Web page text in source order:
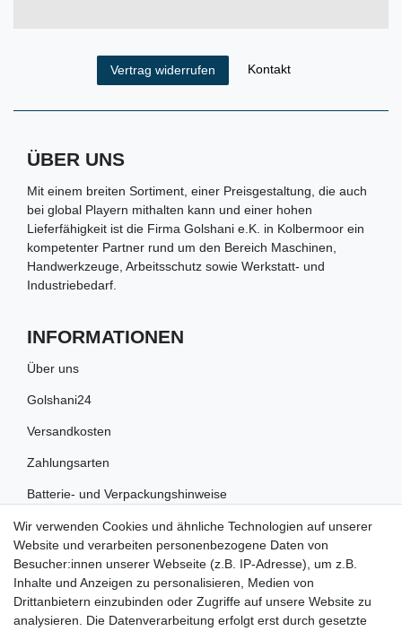
Vertrag widerrufen Kontakt
ÜBER UNS
Mit einem breiten Sortiment, einer Preisgestaltung, die auch
bei global Playern mithalten kann und einer hohen
Lieferfähigkeit ist die Firma Golshani e.K. in Kolbermoor ein
kompetenter Partner rund um den Bereich Maschinen,
Handwerkzeuge, Arbeitsschutz sowie Werkstatt- und
Industriebedarf.
INFORMATIONEN
Über uns
Golshani24
Versandkosten
Zahlungsarten
Batterie- und Verpackungshinweise
RECHTLICHES
Impressum
Datenschutz
Wir verwenden Cookies und ähnliche Technologien auf unserer
Website und verarbeiten personenbezogene Daten von
Besucher:innen unserer Webseite (z.B. IP-Adresse), um z.B.
Inhalte und Anzeigen zu personalisieren, Medien von
Drittanbietern einzubinden oder Zugriffe auf unsere Website zu
analysieren. Die Datenverarbeitung erfolgt erst durch gesetzte